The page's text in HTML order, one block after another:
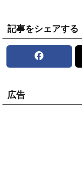
記事をシェアする
広告